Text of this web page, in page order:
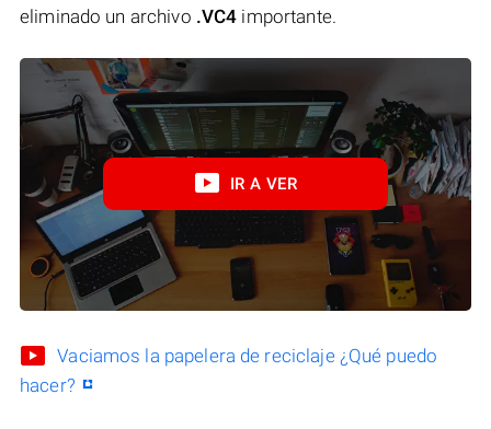
eliminado un archivo .VC4 importante.
IR A VER
Vaciamos la papelera de reciclaje ¿Qué puedo
hacer?